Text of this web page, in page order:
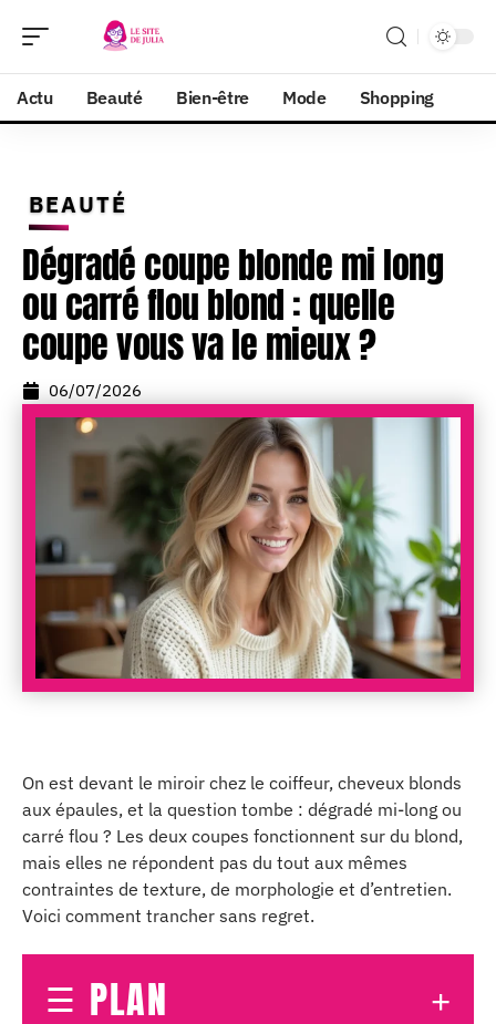
Actu Beauté Bien-être Mode Shopping
BEAUTÉ
Dégradé coupe blonde mi long
ou carré flou blond : quelle
coupe vous va le mieux ?
06/07/2026
On est devant le miroir chez le coiffeur, cheveux blonds
aux épaules, et la question tombe : dégradé mi-long ou
carré flou ? Les deux coupes fonctionnent sur du blond,
mais elles ne répondent pas du tout aux mêmes
contraintes de texture, de morphologie et d’entretien.
Voici comment trancher sans regret.
PLAN